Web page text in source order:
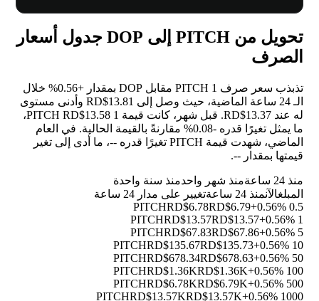
تحويل من PITCH إلى DOP جدول أسعار
الصرف
تذبذب سعر صرف 1 PITCH مقابل DOP بمقدار +0.56%
خلال
الـ 24 ساعة الماضية، حيث وصل إلى RD$13.81 وأدنى مستوى
له عند RD$13.37. قبل شهر، كانت قيمة 1 PITCH RD$13.58،
ما يمثل تغيرًا قدره -0.08%
مقارنةً بالقيمة الحالية. في العام
الماضي، شهدت قيمة PITCH تغيرًا قدره
--، ما أدى إلى تغير
قيمتها بمقدار --
.
منذ 24 ساعة منذ شهر واحدمنذ سنة واحدة
المبلغالآنمنذ 24 ساعة
تغيير على مدار 24 ساعة
0.5 PITCH
RD$6.78RD$6.79+0.56%
1 PITCH
RD$13.57RD$13.57+0.56%
5 PITCH
RD$67.83RD$67.86+0.56%
10 PITCH
RD$135.67RD$135.73+0.56%
50 PITCH
RD$678.34RD$678.63+0.56%
100 PITCH
RD$1.36KRD$1.36K+0.56%
500 PITCH
RD$6.78KRD$6.79K+0.56%
1000 PITCH
RD$13.57KRD$13.57K+0.56%